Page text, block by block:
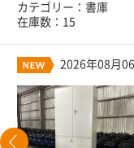
カテゴリー：書庫
在庫数：15
2026年08月